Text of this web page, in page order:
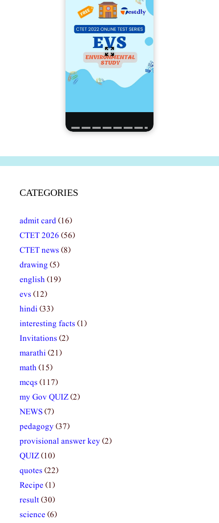
CATEGORIES
admit card(16)
CTET 2026 (56)
CTET news (8)
drawing (5)
english(19)
evs (12)
hindi(33)
interesting facts (1)
Invitations (2)
marathi(21)
math(15)
mcqs (117)
my Gov QUIZ(2)
NEWS(7)
pedagogy(37)
provisional answer key(2)
QUIZ(10)
quotes (22)
Recipe (1)
result(30)
science (6)